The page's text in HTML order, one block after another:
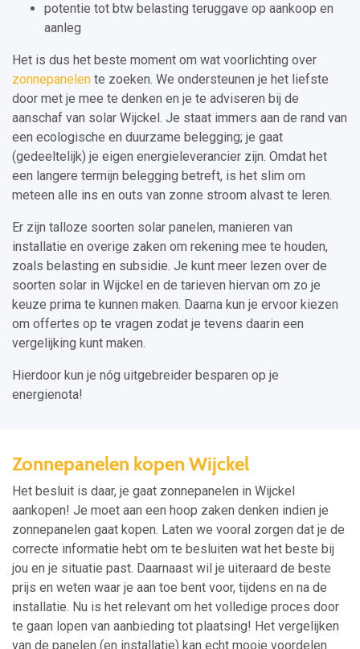
potentie tot btw belasting teruggave op aankoop en
aanleg
Het is dus het beste moment om wat voorlichting over
zonnepanelen te zoeken. We ondersteunen je het liefste
door met je mee te denken en je te adviseren bij de
aanschaf van solar Wijckel. Je staat immers aan de rand van
een ecologische en duurzame belegging; je gaat
(gedeeltelijk) je eigen energieleverancier zijn. Omdat het
een langere termijn belegging betreft, is het slim om
meteen alle ins en outs van zonne stroom alvast te leren.
Er zijn talloze soorten solar panelen, manieren van
installatie en overige zaken om rekening mee te houden,
zoals belasting en subsidie. Je kunt meer lezen over de
soorten solar in Wijckel en de tarieven hiervan om zo je
keuze prima te kunnen maken. Daarna kun je ervoor kiezen
om offertes op te vragen zodat je tevens daarin een
vergelijking kunt maken.
Hierdoor kun je nóg uitgebreider besparen op je
energienota!
Zonnepanelen kopen Wijckel
Het besluit is daar, je gaat zonnepanelen in Wijckel
aankopen! Je moet aan een hoop zaken denken indien je
zonnepanelen gaat kopen. Laten we vooral zorgen dat je de
correcte informatie hebt om te besluiten wat het beste bij
jou en je situatie past. Daarnaast wil je uiteraard de beste
prijs en weten waar je aan toe bent voor, tijdens en na de
installatie. Nu is het relevant om het volledige proces door
te gaan lopen van aanbieding tot plaatsing! Het vergelijken
van de panelen (en installatie) kan echt mooie voordelen